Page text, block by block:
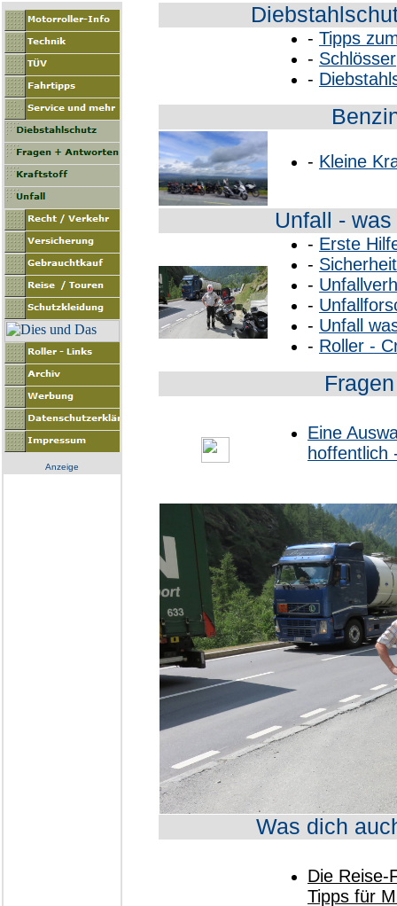
Anzeige
- Tipps
- Schlösser
-
- Kleine
Unfall -
- Erste
-
-
-
- Unfall
- Roller -
Eine
hoffentlich
Was dich
Die Reise-
Tipps für